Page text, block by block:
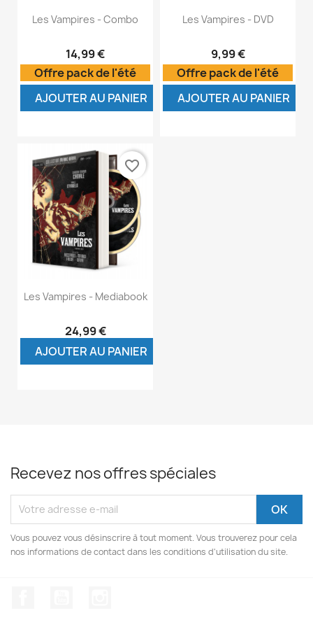
Les Vampires - Combo
14,99 €
Offre pack de l'été
AJOUTER AU PANIER
Les Vampires - DVD
9,99 €
Offre pack de l'été
AJOUTER AU PANIER
Les Vampires - Mediabook
24,99 €
AJOUTER AU PANIER
favorite_border
Recevez nos offres spéciales
Vous pouvez vous désinscrire à tout moment. Vous trouverez pour cela
nos informations de contact dans les conditions d'utilisation du site.